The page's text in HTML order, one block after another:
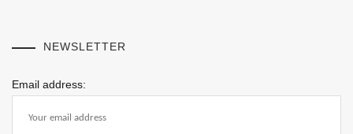
NEWSLETTER
Email address: